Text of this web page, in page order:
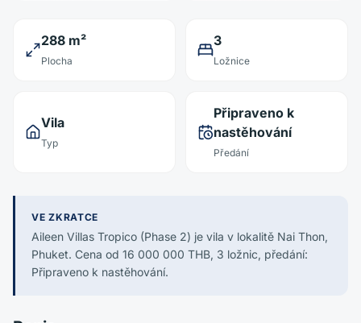
288 m²
Plocha
3
Ložnice
Vila
Typ
Připraveno k
nastěhování
Předání
VE ZKRATCE
Aileen Villas Tropico (Phase 2) je vila v lokalitě Nai Thon,
Phuket. Cena od 16 000 000 THB, 3 ložnic, předání:
Připraveno k nastěhování.